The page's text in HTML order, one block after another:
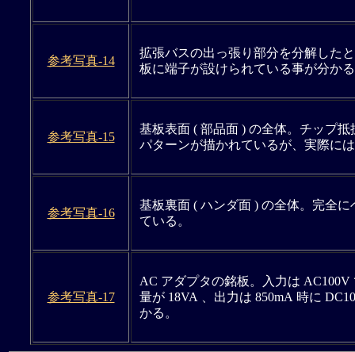
参考写真-14
拡張バスの出っ張り部分を分解した
板に端子が設けられている事が分か
参考写真-15
基板表面 ( 部品面 ) の全体。チップ
パターンが描かれているが、実際に
参考写真-16
基板裏面 ( ハンダ面 ) の全体。完全
ている。
参考写真-17
AC アダプタの銘板。入力は AC100V
量が 18VA 、出力は 850mA 時に
かる。